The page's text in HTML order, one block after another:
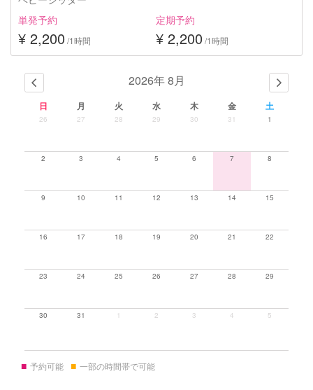
単発予約
¥ 2,200 /1時間
定期予約
¥ 2,200 /1時間
2026年 8月
日 月 火 水 木 金 土
26 27 28 29 30 31 1
2 3 4 5 6 7 8
9 10 11 12 13 14 15
16 17 18 19 20 21 22
23 24 25 26 27 28 29
30 31 1 2 3 4 5
■ 予約可能 ■ 一部の時間帯で可能